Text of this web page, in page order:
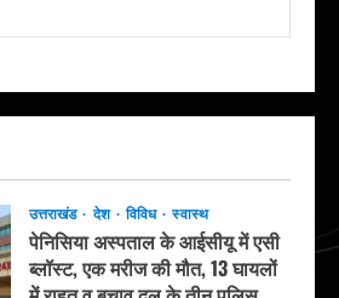
उत्तराखंड देश विविध स्वास्थ
पेनिसिया अस्पताल के आईसीयू में एसी
ब्लॉस्ट, एक मरीज की मौत, 13 घायलों